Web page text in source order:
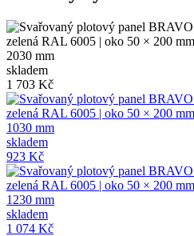
2030 mm
skladem
1 703 Kč
1030 mm
skladem
923 Kč
1230 mm
skladem
1 074 Kč